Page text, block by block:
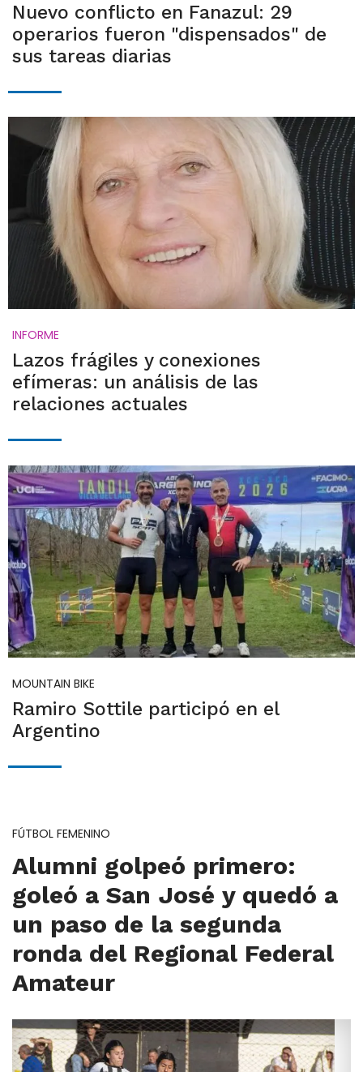
Nuevo conflicto en Fanazul: 29
operarios fueron "dispensados" de
sus tareas diarias
INFORME
Lazos frágiles y conexiones
efímeras: un análisis de las
relaciones actuales
MOUNTAIN BIKE
Ramiro Sottile participó en el
Argentino
FÚTBOL FEMENINO
Alumni golpeó primero:
goleó a San José y quedó a
un paso de la segunda
ronda del Regional Federal
Amateur